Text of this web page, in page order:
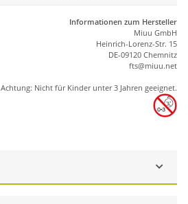
Informationen zum Hersteller
Miuu GmbH
Heinrich-Lorenz-Str. 15
DE-09120 Chemnitz
fts@miuu.net
Achtung: Nicht für Kinder unter 3 Jahren geeignet.